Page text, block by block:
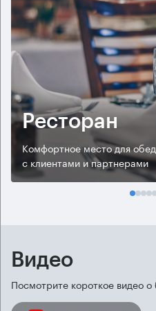
Ресторан
Комфортное место для
с клиентами и партнерами
Видео
Посмотрите короткое видео